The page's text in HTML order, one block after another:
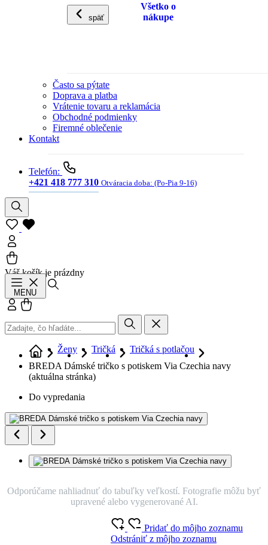
späť
Všetko o
nákupe
Často sa pýtate
Doprava a platba
Vrátenie tovaru a reklamácia
Obchodné podmienky
Firemné oblečenie
Kontakt
Telefón:
+421 418 777 310 Otváracia doba: (Po-Pia 9-16)
Váš košík je prázdny
MENU
Prihlásiť sa
Ženy Tričká
Tričká s potlačou
BREDA Dámské tričko s potiskem Via Czechia navy
(aktuálna stránka)
Do vypredania
Odporúčame nahliadnuť do tabuľky veľkostí. Fotografie môžu byť
upravené alebo vygenerované AI.
Pridať do môjho zoznamu
Odstrániť z môjho zoznamu